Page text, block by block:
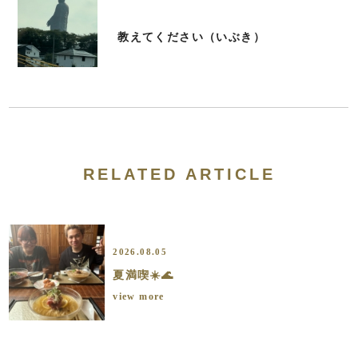
教えてください（いぶき）
RELATED ARTICLE
2026.08.05
夏満喫☀️🌊
view more